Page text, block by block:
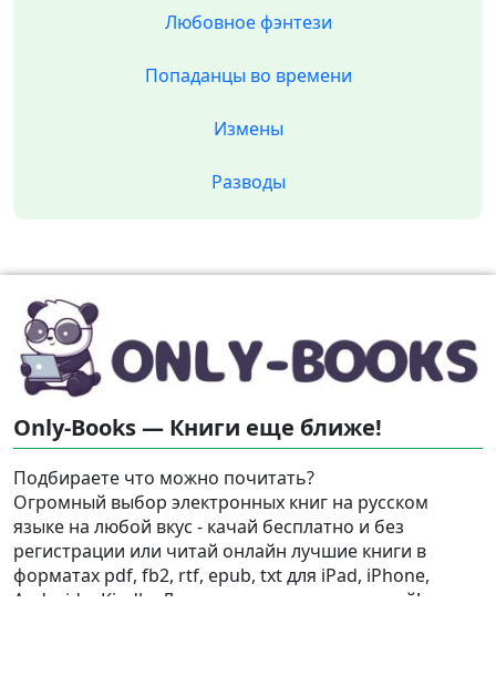
Любовное фэнтези
Попаданцы во времени
Измены
Разводы
Only-Books — Книги еще ближе!
Подбираете что можно почитать?
Огромный выбор электронных книг на русском
языке на любой вкус - качай бесплатно и без
регистрации или читай онлайн лучшие книги в
форматах pdf, fb2, rtf, epub, txt для iPad, iPhone,
Android и Kindle. Литература всегда под рукой!